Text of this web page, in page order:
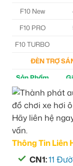
F10 New
F10 PRO
F10 TURBO
ĐÈN TRỢ
Sản Phẩm
M30 Ultra
Aozoom EX3
Hãy liên hệ
vấn.
Thông Tin Liên
CN1:11